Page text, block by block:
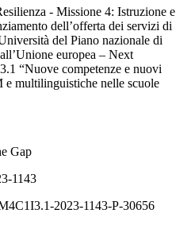
- Missione 4: Istruzione e
dell’offerta dei servizi di
del Piano nazionale di
europea – Next
“Nuove competenze e nuovi
multilinguistiche nelle scuole
Gap
1143
2023-1143-P-30656